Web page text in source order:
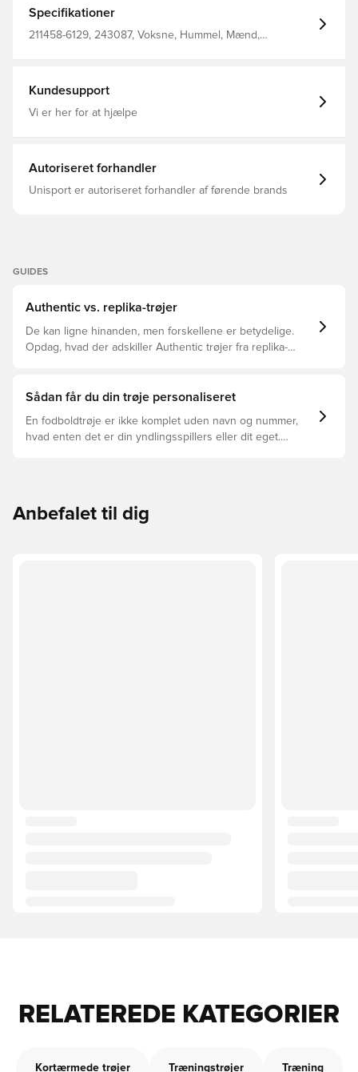
åndbarhed og holder dig tør og frisk, når du spiller Ud
over det printede stribedesign på overkroppen har
denne trøje de ikoniske vinkler på skuldrene, en
Specifikationer
211458-6129, 243087, Voksne, Hummel, Mænd,
Kundesupport
Vi er her for at hjælpe
Autoriseret forhandler
Unisport er autoriseret forhandler af førende brands
GUIDES
Authentic vs. replika-trøjer
De kan ligne hinanden, men forskellene er betydelige.
Opdag, hvad der adskiller Authentic trøjer fra replika-
Sådan får du din trøje personaliseret
En fodboldtrøje er ikke komplet uden navn og nummer,
hvad enten det er din yndlingsspillers eller dit eget.
Anbefalet til dig
RELATEREDE KATEGORIER
Kortærmede trøjer Træningstrøjer Træning